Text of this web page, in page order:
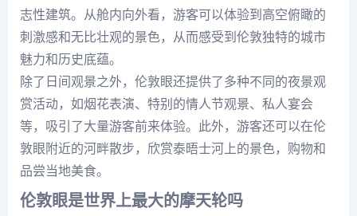
志性建筑。从舱内向外看，游客可以体验到高空俯瞰的
刺激感和无比壮观的景色，从而感受到伦敦独特的城市
魅力和历史底蕴。
除了日间观景之外，伦敦眼还提供了多种不同的夜景观
赏活动，如烟花表演、特别的情人节观景、私人宴会
等，吸引了大量游客前来体验。此外，游客还可以在伦
敦眼附近的河畔散步，欣赏泰晤士河上的景色，购物和
品尝当地美食。
伦敦眼是世界上最大的摩天轮吗